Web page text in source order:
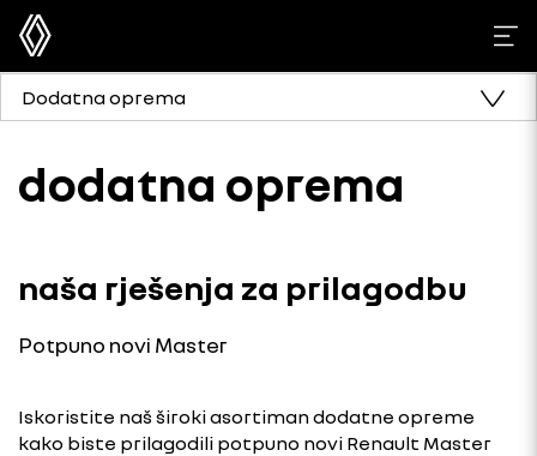
Dodatna oprema
dodatna oprema
naša rješenja za prilagodbu
Potpuno novi Master
Iskoristite naš široki asortiman dodatne opreme
kako biste prilagodili potpuno novi Renault Master